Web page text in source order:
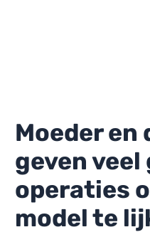
Moeder
geven
operaties
model te